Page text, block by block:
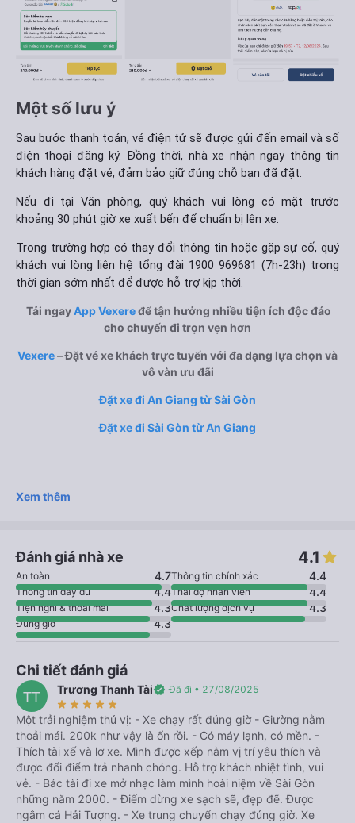
Một số lưu ý
Sau bước thanh toán, vé điện tử sẽ được gửi đến email và số
điện thoại đăng ký. Đồng thời, nhà xe nhận ngay thông tin
khách hàng đặt vé, đảm bảo giữ đúng chỗ bạn đã đặt.
Nếu đi tại Văn phòng, quý khách vui lòng có mặt trước
khoảng 30 phút giờ xe xuất bến để chuẩn bị lên xe.
Trong trường hợp có thay đổi thông tin hoặc gặp sự cố, quý
khách vui lòng liên hệ tổng đài 1900 969681 (7h-23h) trong
thời gian sớm nhất để được hỗ trợ kịp thời.
Tải ngayApp Vexeređể tận hưởng nhiều tiện ích độc đáo
cho chuyến đi trọn vẹn hơn
Vexere– Đặt vé xe khách trực tuyến với đa dạng lựa chọn và
vô vàn ưu đãi
Đặt xe đi An Giang từ Sài Gòn
Đặt xe đi Sài Gòn từ An Giang
Xem thêm
Đánh giá nhà xe 4.1
An toàn 4.7Thông tin chính xác 4.4
Thông tin đầy đủ 4.4Thái độ nhân viên 4.4
Tiện nghi & thoải mái 4.3Chất lượng dịch vụ 4.3
Đúng giờ 4.3
Chi tiết đánh giá
TT Trương Thanh Tàiverified Đã đi • 27/08/2025
star_rate star_rate star_rate star_rate star_rate
Một trải nghiệm thú vị: - Xe chạy rất đúng giờ - Giường nằm
thoải mái. 200k như vậy là ổn rồi. - Có máy lạnh, có mền. -
Thích tài xế và lơ xe. Mình được xếp nằm vị trí yêu thích và
được đổi điểm trả nhanh chóng. Hỗ trợ khách nhiệt tình, vui
vẻ. - Bác tài đi xe mở nhạc làm mình hoài niệm về Sài Gòn
những năm 2000. - Điểm dừng xe sạch sẽ, đẹp đẽ. Được
ngắm cá Hải Tượng. - Xe trung chuyển chạy đúng giờ. Xe